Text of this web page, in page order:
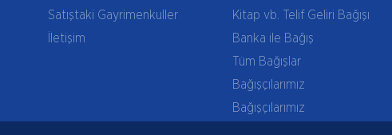
Satıştaki Gayrimenkuller
İletişim
Kitap vb. Telif Geliri Bağışı
Banka ile Bağış
Tüm Bağışlar
Bağışçılarımız
Bağışçılarımız